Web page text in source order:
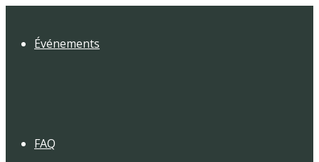
Événements
FAQ